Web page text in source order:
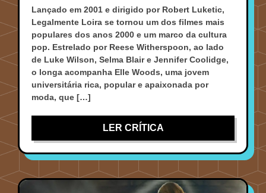
Lançado em 2001 e dirigido por Robert Luketic,
Legalmente Loira se tornou um dos filmes mais
populares dos anos 2000 e um marco da cultura
pop. Estrelado por Reese Witherspoon, ao lado
de Luke Wilson, Selma Blair e Jennifer Coolidge,
o longa acompanha Elle Woods, uma jovem
universitária rica, popular e apaixonada por
moda, que […]
LER CRÍTICA